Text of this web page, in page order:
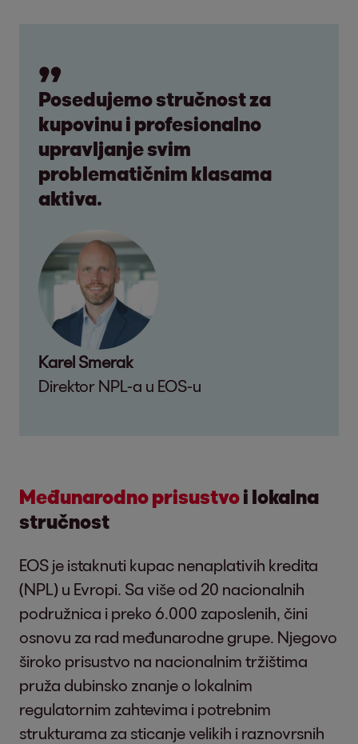
Posedujemo stručnost za
kupovinu i profesionalno
upravljanje svim
problematičnim klasama
aktiva.
Karel Smerak
Direktor NPL-a u EOS-u
Međunarodno prisustvoi lokalna
stručnost
EOS je istaknuti kupac nenaplativih kredita
(NPL) u Evropi. Sa više od 20 nacionalnih
podružnica i preko 6.000 zaposlenih, čini
osnovu za rad međunarodne grupe. Njegovo
široko prisustvo na nacionalnim tržištima
pruža dubinsko znanje o lokalnim
regulatornim zahtevima i potrebnim
strukturama za sticanje velikih i raznovrsnih